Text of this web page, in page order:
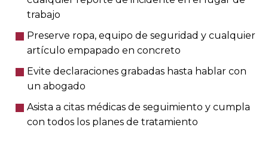
trabajo
Preserve ropa, equipo de seguridad y cualquier
artículo empapado en concreto
Evite declaraciones grabadas hasta hablar con
un abogado
Asista a citas médicas de seguimiento y cumpla
con todos los planes de tratamiento